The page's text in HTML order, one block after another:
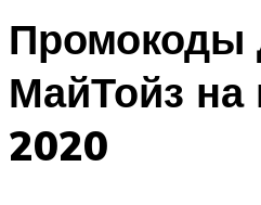
Промокоды
МайТойз на
2020